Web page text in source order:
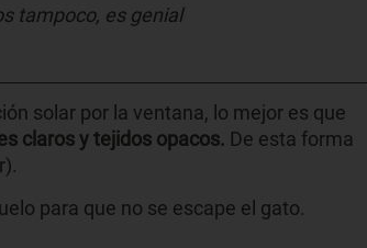
tampoco, es genial
solar por la ventana, lo mejor es que
claros y tejidos opacos. De esta forma
para que no se escape el gato.